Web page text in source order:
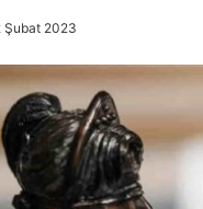
Şubat 2023